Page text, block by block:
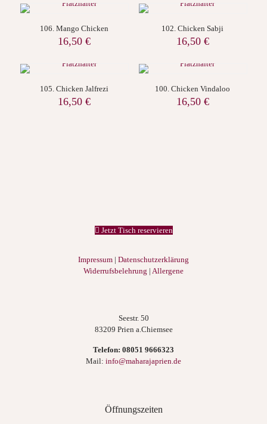
106. Mango Chicken
16,50€
102. Chicken Sabji
16,50 €
105. Chicken Jalfrezi
16,50€
100. Chicken Vindaloo
16,50 €
Jetzt Tisch reservieren
Impressum | Datenschutzerklärung
Widerrufsbelehrung | Allergene
Seestr. 50
83209 Prien a.Chiemsee
Telefon: 08051 9666323
Mail: info@maharajaprien.de
Öffnungszeiten